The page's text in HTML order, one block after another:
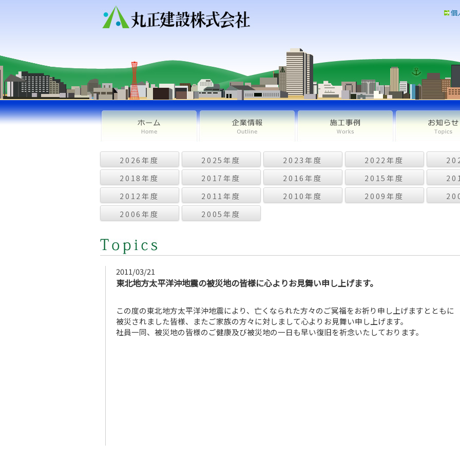
個
2026年度 2025年度 2023年度 2022年度
2018年度
2017年度 2016年度 2015年度
2012年度
2011年度 2010年度 2009年度
2006年度
2005年度
2011/03/21
東北地方太平洋沖地震の被災地の皆様に心よりお見舞い申し上げます。
この度の東北地方太平洋沖地震により、亡くなられた方々のご冥福をお祈り申し上げますとともに
被災されました皆様、またご家族の方々に対しまして心よりお見舞い申し上げます。
社員一同、被災地の皆様のご健康及び被災地の一日も早い復旧を祈念いたしております。